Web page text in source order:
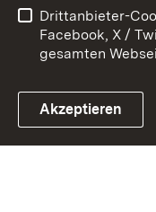
Link zum
Impressum
Drittanbieter-
Facebook, X /
gesamten
Akzeptieren